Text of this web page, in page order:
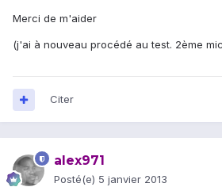
Merci de m'aider
(j'ai à nouveau procédé au test. 2ème
Citer
alex971
Posté(e) 5 janvier 2013